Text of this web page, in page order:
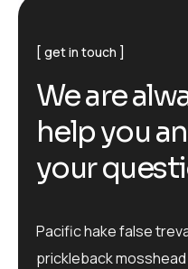
get in touch
We are
help you
your
Pacific hake false
prickleback